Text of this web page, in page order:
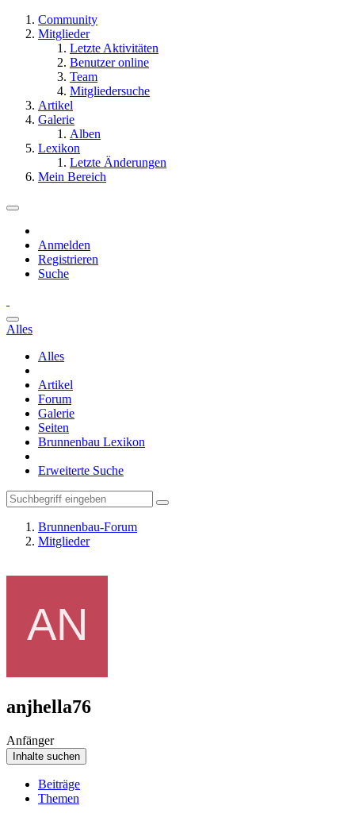
Community
Mitglieder
Letzte Aktivitäten
Benutzer online
Team
Mitgliedersuche
Artikel
Galerie
Alben
Lexikon
Letzte Änderungen
Mein Bereich
Anmelden
Registrieren
Suche
Alles
Alles
Artikel
Forum
Galerie
Seiten
Brunnenbau Lexikon
Erweiterte Suche
Brunnenbau-Forum
Mitglieder
anjhella76
Anfänger
Inhalte suchen
Beiträge
Themen